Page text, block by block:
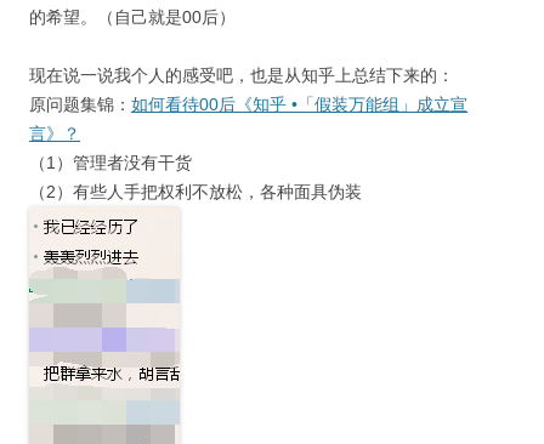
的希望。（自己就是00后）
现在说一说我个人的感受吧，也是从知乎上总结下来的：
原问题集锦： 如何看待00后《知乎 •「假装万能组」成立宣
言》？
（1）管理者没有干货
（2）有些人手把权利不放松，各种面具伪装